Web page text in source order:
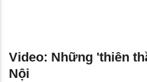
Video: Những 'thiên
Nội